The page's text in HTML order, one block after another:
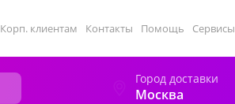
Корп. клиентам Контакты Помощь Сервисы
Город доставки
Москва